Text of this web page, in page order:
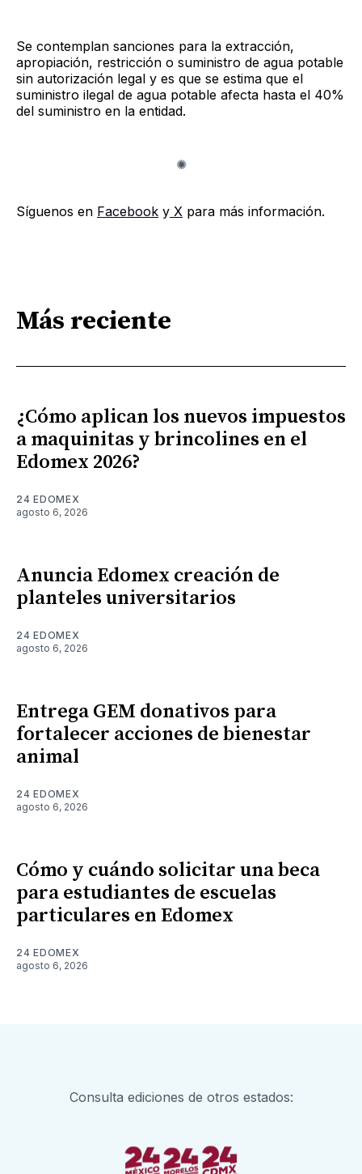
Se contemplan sanciones para la extracción,
apropiación, restricción o suministro de agua potable
sin autorización legal y es que se estima que el
suministro ilegal de agua potable afecta hasta el 40%
del suministro en la entidad.
Síguenos en Facebook y X para más información.
Más reciente
¿Cómo aplican los nuevos impuestos
a maquinitas y brincolines en el
Edomex 2026?
24 EDOMEX
agosto 6, 2026
Anuncia Edomex creación de
planteles universitarios
24 EDOMEX
agosto 6, 2026
Entrega GEM donativos para
fortalecer acciones de bienestar
animal
24 EDOMEX
agosto 6, 2026
Cómo y cuándo solicitar una beca
para estudiantes de escuelas
particulares en Edomex
24 EDOMEX
agosto 6, 2026
Consulta ediciones de otros estados: